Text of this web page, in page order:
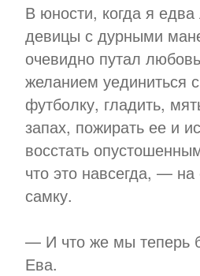
В юности, когда я
девицы с дурными
очевидно путал
желанием уединиться
футболку, гладить,
запах, пожирать ее и
восстать
что это навсегда, —
самку.
— И что же мы теперь
Ева.